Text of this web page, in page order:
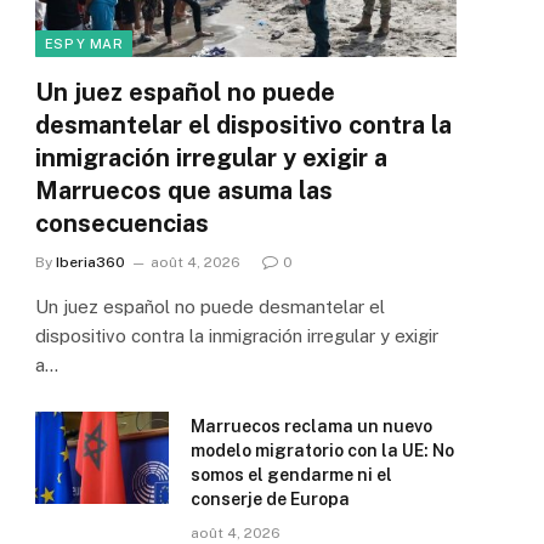
ESP Y MAR
Un juez español no puede
desmantelar el dispositivo contra la
inmigración irregular y exigir a
Marruecos que asuma las
consecuencias
By Iberia360 août 4, 2026 0
Un juez español no puede desmantelar el
dispositivo contra la inmigración irregular y exigir
a…
Marruecos reclama un nuevo
modelo migratorio con la UE: No
somos el gendarme ni el
conserje de Europa
août 4, 2026